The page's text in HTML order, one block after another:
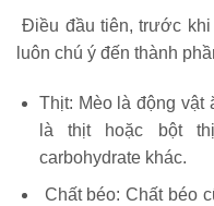
Điều đầu tiên, trước khi
luôn chú ý đến thành
Thịt: Mèo là động vật
là thịt hoặc bột
carbohydrate khác.
Chất béo: Chất béo